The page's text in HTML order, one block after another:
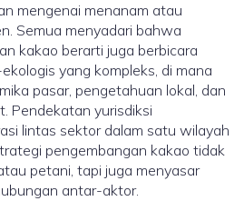
mengenai menanam atau
Semua menyadari bahwa
kakao berarti juga berbicara
yang kompleks, di mana
pasar, pengetahuan lokal, dan
Pendekatan yurisdiksi
lintas sektor dalam satu wilayah
pengembangan kakao tidak
petani, tapi juga menyasar
antar-aktor.